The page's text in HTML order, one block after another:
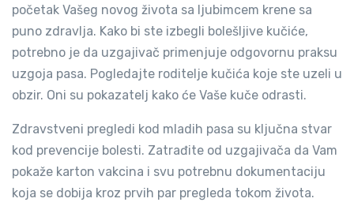
početak Vašeg novog života sa ljubimcem krene sa
puno zdravlja. Kako bi ste izbegli bolešljive kučiće,
potrebno je da uzgajivač primenjuje odgovornu praksu
uzgoja pasa. Pogledajte roditelje kučića koje ste uzeli u
obzir. Oni su pokazatelj kako će Vaše kuče odrasti.
Zdravstveni pregledi kod mladih pasa su ključna stvar
kod prevencije bolesti. Zatrađite od uzgajivača da Vam
pokaže karton vakcina i svu potrebnu dokumentaciju
koja se dobija kroz prvih par pregleda tokom života.